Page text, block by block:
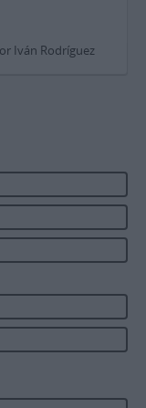
Iván Rodríguez